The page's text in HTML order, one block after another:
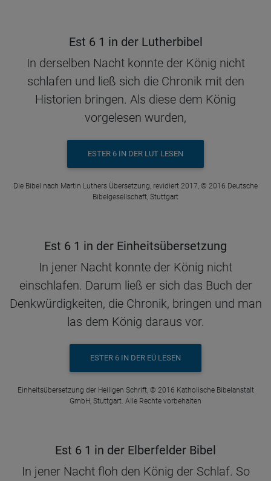
Est 6 1 in der Lutherbibel
In derselben Nacht konnte der König nicht
schlafen und ließ sich die Chronik mit den
Historien bringen. Als diese dem König
vorgelesen wurden,
ESTER 6 IN DER LUT LESEN
Die Bibel nach Martin Luthers Übersetzung, revidiert 2017, © 2016 Deutsche
Bibelgesellschaft, Stuttgart
Est 6 1 in der Einheitsübersetzung
In jener Nacht konnte der König nicht
einschlafen. Darum ließ er sich das Buch der
Denkwürdigkeiten, die Chronik, bringen und man
las dem König daraus vor.
ESTER 6 IN DER EÜ LESEN
Einheitsübersetzung der Heiligen Schrift, © 2016 Katholische Bibelanstalt
GmbH, Stuttgart. Alle Rechte vorbehalten
Est 6 1 in der Elberfelder Bibel
In jener Nacht floh den König der Schlaf. So